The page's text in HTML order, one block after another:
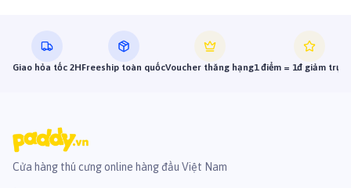
Giao hỏa tốc 2HFreeship toàn quốcVoucher thăng hạng1 điểm = 1đ giảm trực
Cửa hàng thú cưng online hàng đầu Việt Nam